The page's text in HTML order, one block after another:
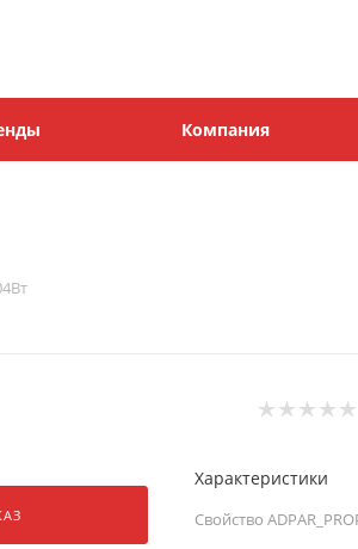
Компания
Характеристики
Свойство